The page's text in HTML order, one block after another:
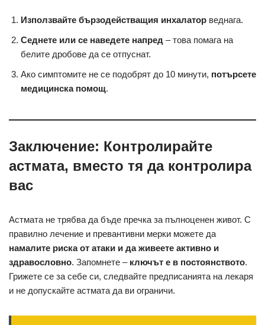
Използвайте бързодействащия инхалатор веднага.
Седнете или се наведете напред – това помага на
белите дробове да се отпуснат.
Ако симптомите не се подобрят до 10 минути, потърсете
медицинска помощ.
Заключение: Контролирайте
астмата, вместо тя да контролира
вас
Астмата не трябва да бъде пречка за пълноценен живот. С
правилно лечение и превантивни мерки можете да
намалите риска от атаки и да живеете активно и
здравословно. Запомнете – ключът е в постоянството.
Грижете се за себе си, следвайте предписанията на лекаря
и не допускайте астмата да ви ограничи.